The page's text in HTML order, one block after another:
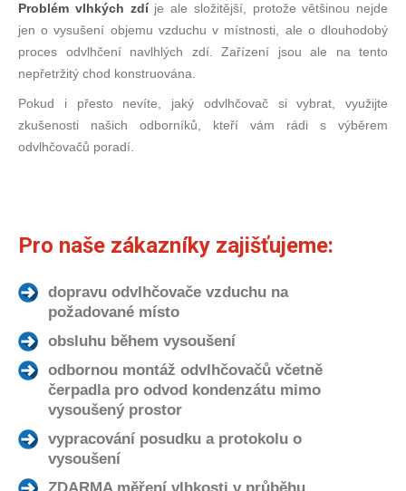
Problém vlhkých zdíje ale složitější, protože většinou nejde
jen o vysušení objemu vzduchu v místnosti, ale o dlouhodobý
proces odvlhčení navlhlých zdí. Zařízení jsou ale na tento
nepřetržitý chod konstruována.
Pokud i přesto nevíte, jaký odvlhčovač si vybrat, využijte
zkušenosti našich odborníků, kteří vám rádi s výběrem
odvlhčovačů poradí.
Pro naše zákazníky zajišťujeme:
dopravu odvlhčovače vzduchu na
požadované místo
obsluhu během vysoušení
odbornou montáž odvlhčovačů včetně
čerpadla pro odvod kondenzátu mimo
vysoušený prostor
vypracování posudku a protokolu o
vysoušení